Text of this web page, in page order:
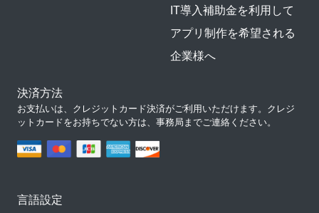
IT導入補助金を利用して
アプリ制作を希望される
企業様へ
決済方法
お支払いは、クレジットカード決済がご利用いただけます。クレジ
ットカードをお持ちでない方は、事務局までご連絡ください。
言語設定